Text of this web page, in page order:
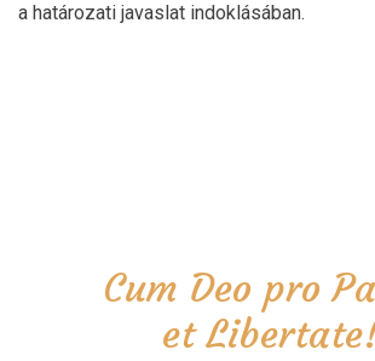
a határozati javaslat indoklásában.
Cum Deo pro
et